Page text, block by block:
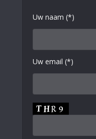
Uw naam (*)
Uw email (*)